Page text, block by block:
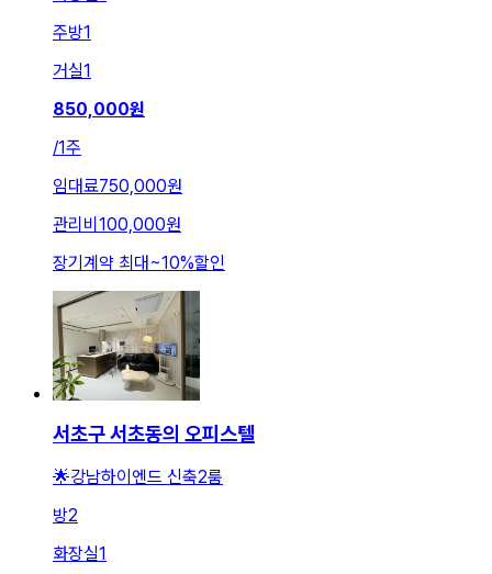
주방1
거실1
850,000원
/1주
임대료750,000원
관리비 100,000원
장기계약 최대~10%할인
서초구 서초동의 오피스텔
🌟강남하이엔드 신축2룸
방2
화장실1